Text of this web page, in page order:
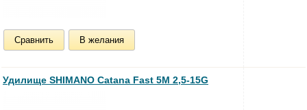
Сравнить В желания
Удилище SHIMANO Catana Fast 5M 2,5-15G